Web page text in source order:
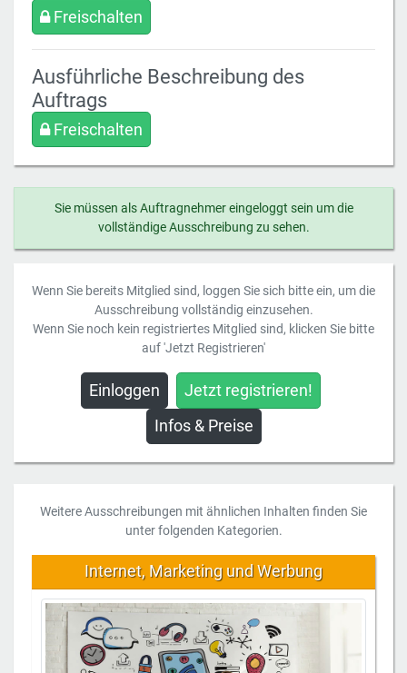
Freischalten
Ausführliche Beschreibung des
Auftrags
Freischalten
Sie müssen als Auftragnehmer eingeloggt sein um die
vollständige Ausschreibung zu sehen.
Wenn Sie bereits Mitglied sind, loggen Sie sich bitte ein, um die
Ausschreibung vollständig einzusehen.
Wenn Sie noch kein registriertes Mitglied sind, klicken Sie bitte
auf 'Jetzt Registrieren'
Einloggen
Jetzt registrieren!
Infos & Preise
Weitere Ausschreibungen mit ähnlichen Inhalten finden Sie
unter folgenden Kategorien.
Internet, Marketing und Werbung